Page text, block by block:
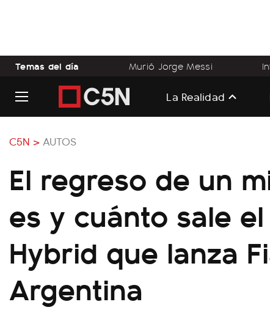
Temas del día Murió Jorge Messi
La Realidad
C5N > AUTOS
El regreso de un
es y cuánto sale
Hybrid que lanza
Argentina